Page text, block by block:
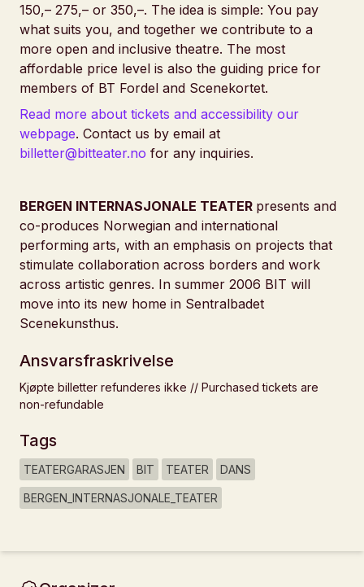
150,– 275,– or 350,–. The idea is simple: You pay
what suits you, and together we contribute to a
more open and inclusive theatre. The most
affordable price level is also the guiding price for
members of BT Fordel and Scenekortet.
Read more about tickets and accessibility our
webpage. Contact us by email at
billetter@bitteater.no for any inquiries.
BERGEN INTERNASJONALE TEATER presents and
co-produces Norwegian and international
performing arts, with an emphasis on projects that
stimulate collaboration across borders and work
across artistic genres. In summer 2006 BIT will
move into its new home in Sentralbadet
Scenekunsthus.
Ansvarsfraskrivelse
Kjøpte billetter refunderes ikke // Purchased tickets are
non-refundable
Tags
TEATERGARASJEN BIT TEATER DANS
BERGEN_INTERNASJONALE_TEATER